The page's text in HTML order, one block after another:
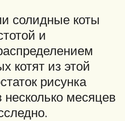
солидные коты
и
котят из этой
рисунка
несколько месяцев